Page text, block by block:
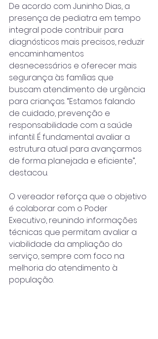
De acordo com Juninho Dias, a
presença de pediatra em tempo
integral pode contribuir para
diagnósticos mais precisos, reduzir
encaminhamentos
desnecessários e oferecer mais
segurança às famílias que
buscam atendimento de urgência
para crianças. “Estamos falando
de cuidado, prevenção e
responsabilidade com a saúde
infantil. É fundamental avaliar a
estrutura atual para avançarmos
de forma planejada e eficiente”,
destacou.
O vereador reforça que o objetivo
é colaborar com o Poder
Executivo, reunindo informações
técnicas que permitam avaliar a
viabilidade da ampliação do
serviço, sempre com foco na
melhoria do atendimento à
população.